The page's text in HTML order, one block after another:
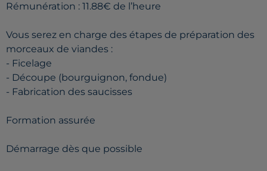
Rémunération : 11.88€ de l’heure
Vous serez en charge des étapes de préparation des
morceaux de viandes :
- Ficelage
- Découpe (bourguignon, fondue)
- Fabrication des saucisses
Formation assurée
Démarrage dès que possible